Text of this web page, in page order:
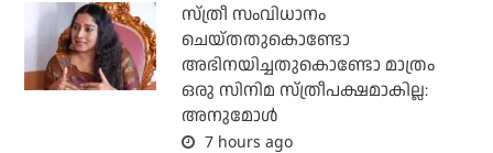
സ്ത്രീ സംവിധാനം
ചെയ്തതുകൊണ്ടോ
അഭിനയിച്ചതുകൊണ്ടോ മാത്രം
ഒരു സിനിമ സ്ത്രീപക്ഷമാകില്ല:
അനുമോൾ
7 hours ago